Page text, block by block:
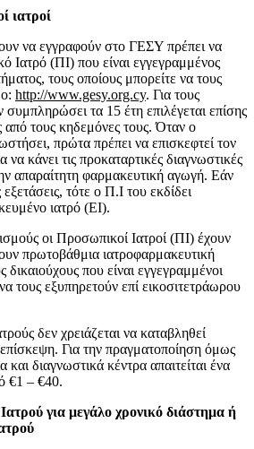
ιατροί
να εγγραφούν στο ΓΕΣΥ πρέπει να
Ιατρό (ΠΙ) που είναι εγγεγραμμένος
τους οποίους μπορείτε να τους
http://www.gesy.org.cy. Για τους
συμπληρώσει τα 15 έτη επιλέγεται επίσης
τους κηδεμόνες τους. Όταν ο
πρώτα πρέπει να επισκεφτεί τον
κάνει τις προκαταρτικές διαγνωστικές
απαραίτητη φαρμακευτική αγωγή. Εάν
τότε ο Π.Ι του εκδίδει
ιατρό (ΕΙ).
οι Προσωπικοί Ιατροί (ΠΙ) έχουν
πρωτοβάθμια ιατροφαρμακευτική
που είναι εγγεγραμμένοι
τους εξυπηρετούν επί εικοσιτετράωρου
δεν χρειάζεται να καταβληθεί
Για την πραγματοποίηση όμως
διαγνωστικά κέντρα απαιτείται ένα
€1 – €40.
για μεγάλο χρονικό διάστημα ή